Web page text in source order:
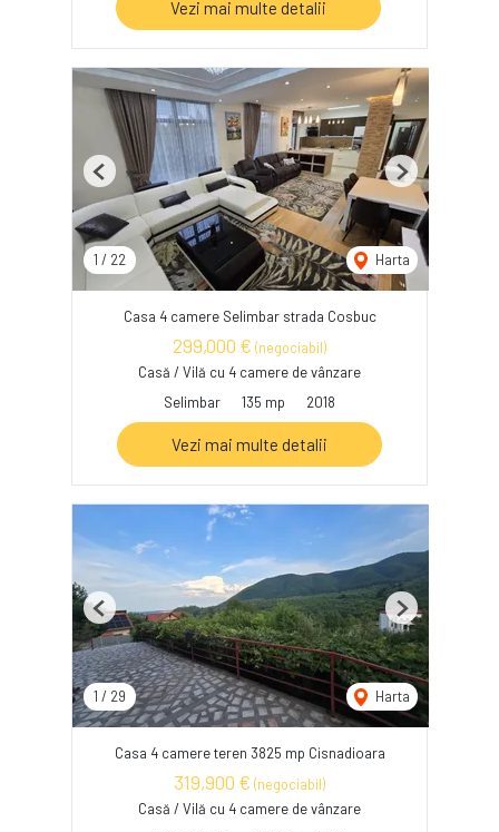
Vezi mai multe detalii
1 / 22 Harta
Previous Next
Casa 4 camere Selimbar strada Cosbuc
299,000 € (negociabil)
Casă / Vilă cu 4 camere de vânzare
Selimbar
135 mp 2018
Vezi mai multe detalii
1 / 29 Harta
Previous Next
Casa 4 camere teren 3825 mp Cisnadioara
319,900 € (negociabil)
Casă / Vilă cu 4 camere de vânzare